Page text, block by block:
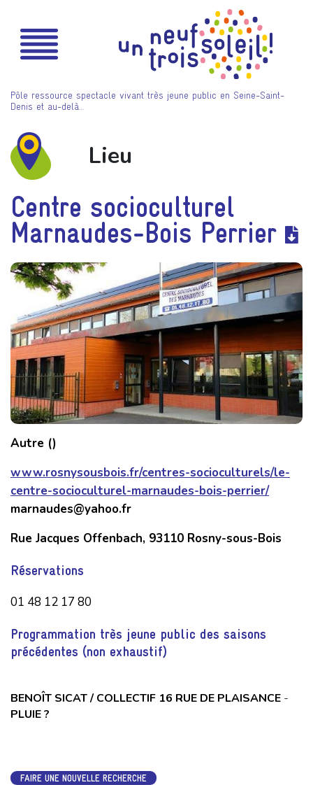
Pôle ressource spectacle vivant très jeune public en Seine-Saint-
Denis et au-delà…
Lieu
Centre socioculturel
Marnaudes-Bois Perrier
Autre ()
www.rosnysousbois.fr/centres-socioculturels/le-
centre-socioculturel-marnaudes-bois-perrier/
marnaudes@yahoo.fr
Rue Jacques Offenbach, 93110 Rosny-sous-Bois
Réservations
01 48 12 17 80
Programmation très jeune public des saisons
précédentes (non exhaustif)
BENOÎT SICAT / COLLECTIF 16 RUE DE PLAISANCE -
PLUIE ?
FAIRE UNE NOUVELLE RECHERCHE